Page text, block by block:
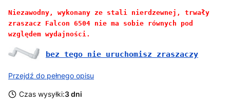
Niezawodny, wykonany ze stali nierdzewnej, trwały
zraszacz Falcon 6504 nie ma sobie równych pod
względem wydajności.
bez tego nie uruchomisz zraszaczy
Przejdź do pełnego opisu
Czas wysyłki:3 dni